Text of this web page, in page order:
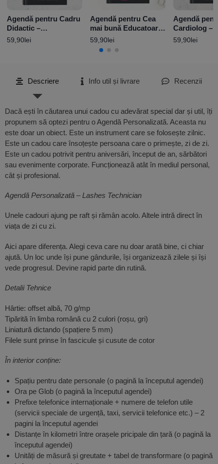
Agendă pentru Cadru
Didactic –
Personalizată cu
59,90lei
Agendă pentru Cea
mai bună Educatoare
– Personalizată cu
nume
59,90lei
Agendă
Cardiolog –
59,90lei
Descriere Info util și livrare Recenzii
Dacă ești în căutarea unui cadou cu adevărat special dar și util, îți
propunem să optezi pentru o Agendă Personalizată. Aceasta nu
este doar un obiect. Este un instrument care se folosește zilnic.
Este un cadou care însoțește persoana care o primește, zi de zi.
Este un cadou potrivit pentru aniversări, început de an, sărbători
sau evenimente corporate. Funcționează atât în mediul personal,
cât și profesional.
Agendă Personalizată – Lashes Technician
Unele cadouri ajung pe raft și rămân acolo. Altele intră direct în
viața de zi cu zi.
Aici apare diferența. Alegi ceva care nu doar arată bine, ci chiar
ajută. Un loc unde își pune gândurile, își organizează zilele și își
vede progresul. Devine rapid parte din rutină.
Detalii Tehnice
Hârtie: offset albă, 70 g/mp
Tipărită în limba română cu 2 culori (roșu, gri)
Liniatură dictando (spațiere 5 mm)
Filele sunt prinse în fascicule și cusute de cotor
În interior conține:
Spațiu pentru date personale (o pagină la începutul agendei)
Ora pe Glob (o pagină la începutul agendei)
Prefixe telefonice internaționale + numere de telefon utile
(servicii speciale de urgență, taxi, servicii telefonice etc.) – 2
pagini la începutul agendei
Distanțe în kilometri între orașele pricipale din țară (o pagină la
începutul agendei)
Unități de măsură și greutate + tabel de transformare (o pagină